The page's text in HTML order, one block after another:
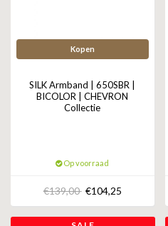
Kopen
SILK Armband | 650SBR |
BICOLOR | CHEVRON
Collectie
Op voorraad
€139,00 €104,25